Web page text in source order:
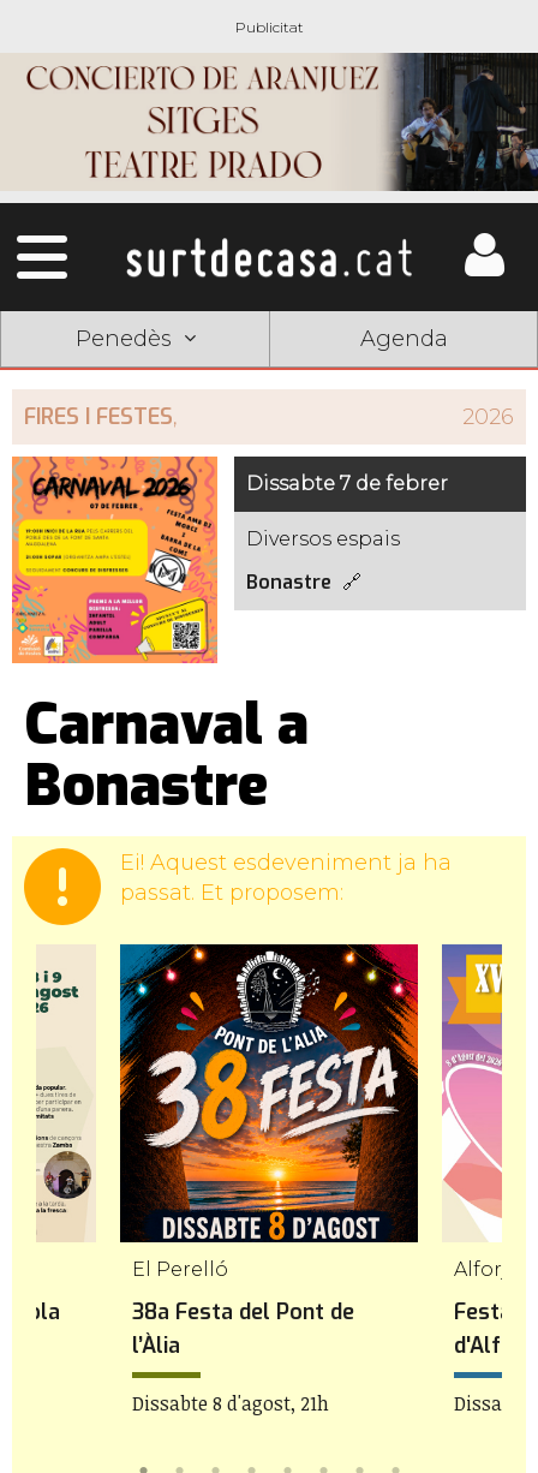
Penedès Agenda
FIRES I FESTES, 2026
Dissabte 7 de febrer
Diversos espais
Bonastre
Carnaval a
Bonastre
Ei! Aquest esdeveniment ja ha
passat. Et proposem:
El Perelló
38a Festa del Pont de
l’Àlia
Dissabte 8 d'agost, 21h
Alforja
Festa
Dissabte